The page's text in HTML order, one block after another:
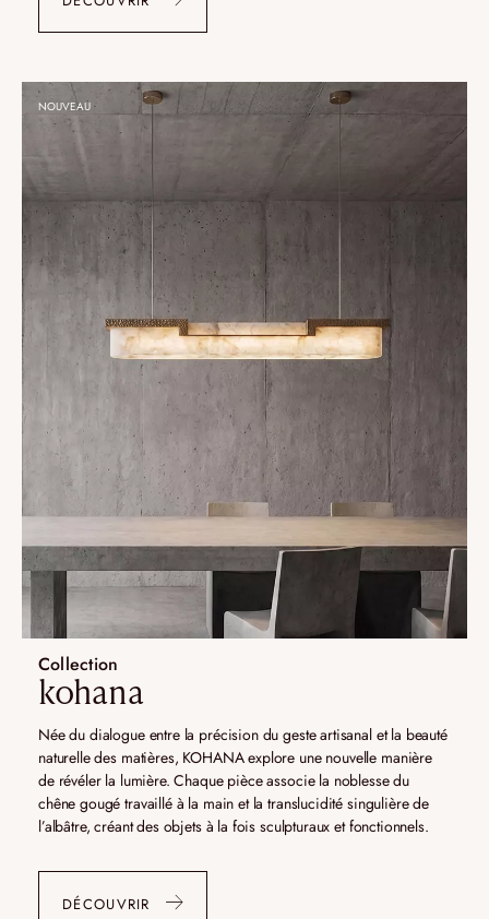
NOUVEAU
Collection
kohana
Née du dialogue entre la précision du geste artisanal et la beauté
naturelle des matières, KOHANA explore une nouvelle manière
de révéler la lumière. Chaque pièce associe la noblesse du
chêne gougé travaillé à la main et la translucidité singulière de
l’albâtre, créant des objets à la fois sculpturaux et fonctionnels.
DÉCOUVRIR